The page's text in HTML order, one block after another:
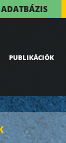
PUBLIKÁCIÓK